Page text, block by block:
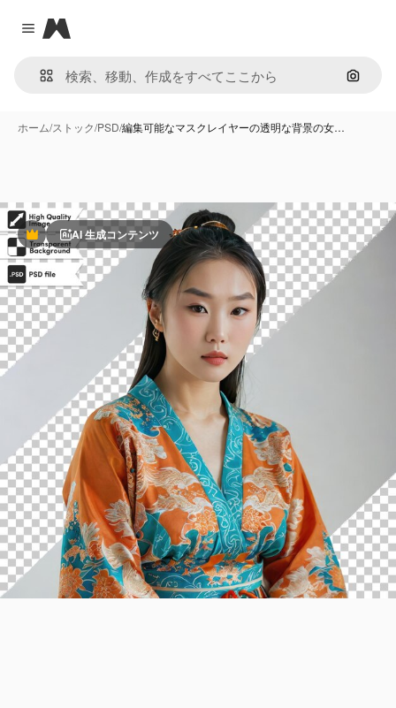
Close menu
Magnific
画像で
ホーム/ストック/PSD/編集可能なマスクレイヤーの透明な背景の女…
PremiumAI 生成コンテンツ